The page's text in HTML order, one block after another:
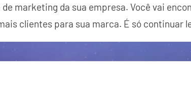
marketing da sua empresa. Você vai
clientes para sua marca. É só continuar